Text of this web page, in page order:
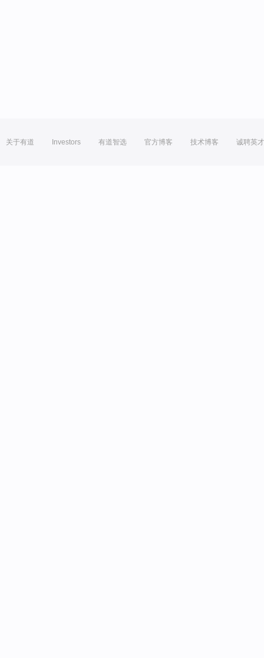
关于有道 Investors 有道智选 官方博客 技术博客 诚聘英才